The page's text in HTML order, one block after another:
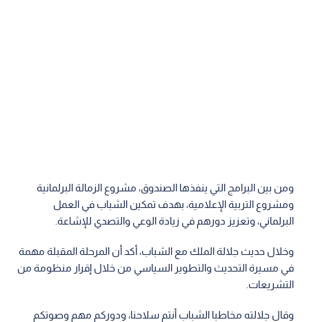
ومن بين البرامج التي ينفذها الصندوق، مشروع الزمالة البرلمانية
ومشروع التربية الإعلامية، بهدف تمكين الشباب في العمل
البرلماني، وتعزيز دورهم في زيادة الوعي والتصدي للإشاعة.
وخلال حديث جلالة الملك مع الشباب، أكد أن المرحلة المقبلة مهمة
في مسيرة التحديث والتطوير السياسي من خلال إقرار منظومة من
التشريعات.
وقال جلالته مخاطبا الشباب أنتم سلاحنا، ودوركم مهم وصوتكم